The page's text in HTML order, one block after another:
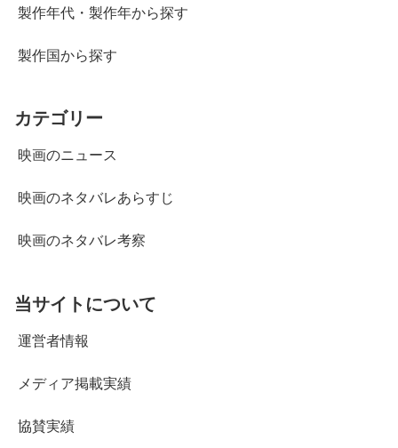
製作年代・製作年から探す
製作国から探す
カテゴリー
映画のニュース
映画のネタバレあらすじ
映画のネタバレ考察
当サイトについて
運営者情報
メディア掲載実績
協賛実績